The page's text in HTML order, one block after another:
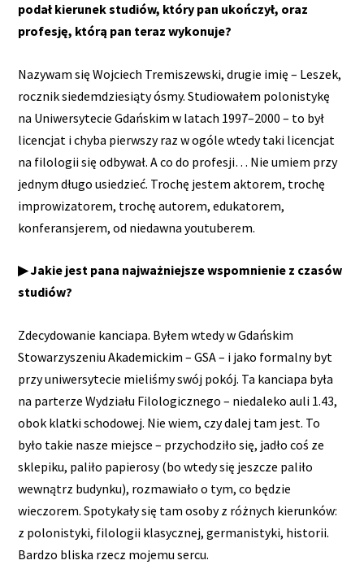
podał kierunek studiów, który pan ukończył, oraz
profesję, którą pan teraz wykonuje?
Nazywam się Wojciech Tremiszewski, drugie imię – Leszek,
rocznik siedemdziesiąty ósmy. Studiowałem polonistykę
na Uniwersytecie Gdańskim w latach 1997–2000 – to był
licencjat i chyba pierwszy raz w ogóle wtedy taki licencjat
na filologii się odbywał. A co do profesji… Nie umiem przy
jednym długo usiedzieć. Trochę jestem aktorem, trochę
improwizatorem, trochę autorem, edukatorem,
konferansjerem, od niedawna youtuberem.
▶ Jakie jest pana najważniejsze wspomnienie z czasów
studiów?
Zdecydowanie kanciapa. Byłem wtedy w Gdańskim
Stowarzyszeniu Akademickim – GSA – i jako formalny byt
przy uniwersytecie mieliśmy swój pokój. Ta kanciapa była
na parterze Wydziału Filologicznego – niedaleko auli 1.43,
obok klatki schodowej. Nie wiem, czy dalej tam jest. To
było takie nasze miejsce – przychodziło się, jadło coś ze
sklepiku, paliło papierosy (bo wtedy się jeszcze paliło
wewnątrz budynku), rozmawiało o tym, co będzie
wieczorem. Spotykały się tam osoby z różnych kierunków:
z polonistyki, filologii klasycznej, germanistyki, historii.
Bardzo bliska rzecz mojemu sercu.